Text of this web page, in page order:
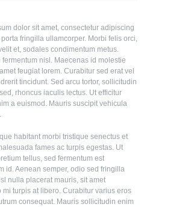
dolor sit amet, consectetur adipiscing
fringilla ullamcorper. Morbi felis orci,
et, sodales condimentum metus.
fermentum nisl. Maecenas id molestie
feugiat lorem. Curabitur sed erat vel
tincidunt. Sed arcu tortor, sollicitudin
rhoncus iaculis lectus. Ut efficitur
a euismod. Mauris suscipit vehicula
habitant morbi tristique senectus et
fames ac turpis egestas. Ut
tellus, sed fermentum est
id. Aenean semper, odio sed fringilla
nulla placerat mauris, sit amet
mi turpis at libero. Curabitur varius eros
consequat. Mauris sollicitudin enim